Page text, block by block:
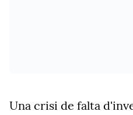
Una crisi de falta